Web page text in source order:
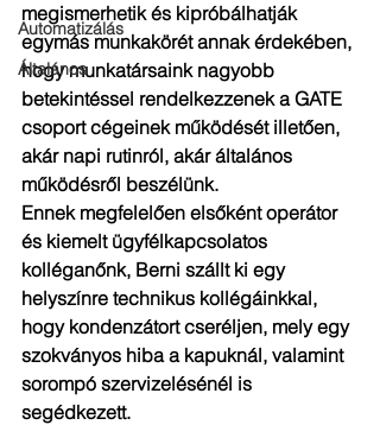
Automatizálás
Általános
megismerhetik és kipróbálhatják
egymás munkakörét annak érdekében,
hogy munkatársaink nagyobb
betekintéssel rendelkezzenek a GATE
csoport cégeinek működését illetően,
akár napi rutinról, akár általános
működésről beszélünk.
Ennek megfelelően elsőként operátor
és kiemelt ügyfélkapcsolatos
kolléganőnk, Berni szállt ki egy
helyszínre technikus kollégáinkkal,
hogy kondenzátort cseréljen, mely egy
szokványos hiba a kapuknál, valamint
sorompó szervizelésénél is
segédkezett.